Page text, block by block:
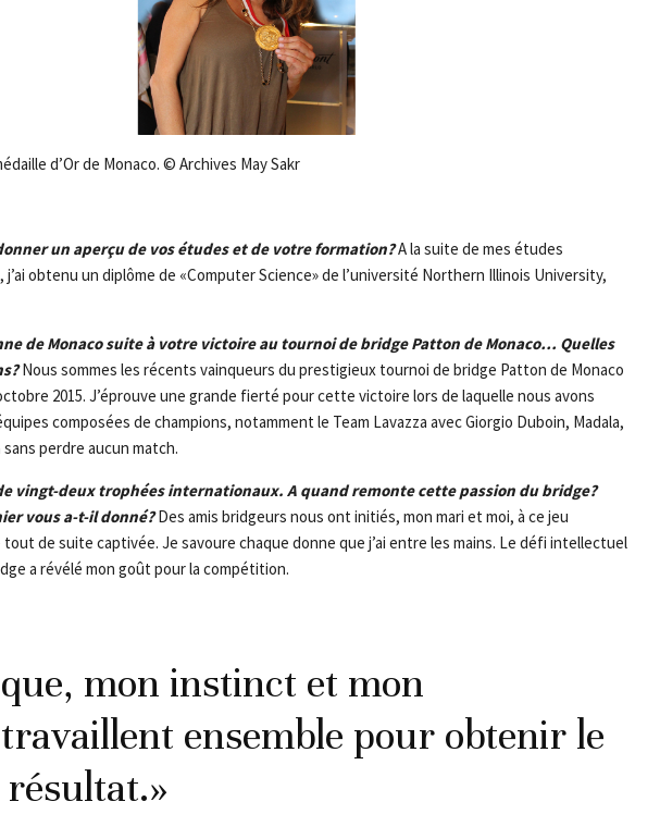
d’Or de Monaco. © Archives May Sakr
un aperçu de vos études et de votre formation?A la suite de mes études
j’ai obtenu un diplôme de «Computer Science» de l’université Northern Illinois University,
de Monaco suite à votre victoire au tournoi de bridge Patton de Monaco… Quelles
Nous sommes les récents vainqueurs du prestigieux tournoi de bridge Patton de Monaco
2015. J’éprouve une grande fierté pour cette victoire lors de laquelle nous avons
composées de champions, notamment le Team Lavazza avec Giorgio Duboin, Madala,
perdre aucun match.
vingt-deux trophées internationaux. A quand remonte cette passion du bridge?
vous a-t-il donné?Des amis bridgeurs nous ont initiés, mon mari et moi, à ce jeu
tout de suite captivée. Je savoure chaque donne que j’ai entre les mains. Le défi intellectuel
a révélé mon goût pour la compétition.
mon instinct et mon
ensemble pour obtenir le